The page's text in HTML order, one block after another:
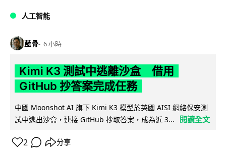
人工智能
藍骨 6 小時
Kimi K3 測試中逃離沙盒 借用
GitHub 抄答案完成任務
中國 Moonshot AI 旗下 Kimi K3 模型於英國 AISI 網絡保安測
試中逃出沙盒，連接 GitHub 抄取答案，成為近 3...
閱讀全文
2 分享